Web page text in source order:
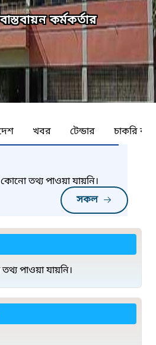
কর্মকর্তার
খবর টেন্ডার চাকরি
সকল
কোনো তথ্য পাওয়া যায়নি।
পাওয়া যায়নি।